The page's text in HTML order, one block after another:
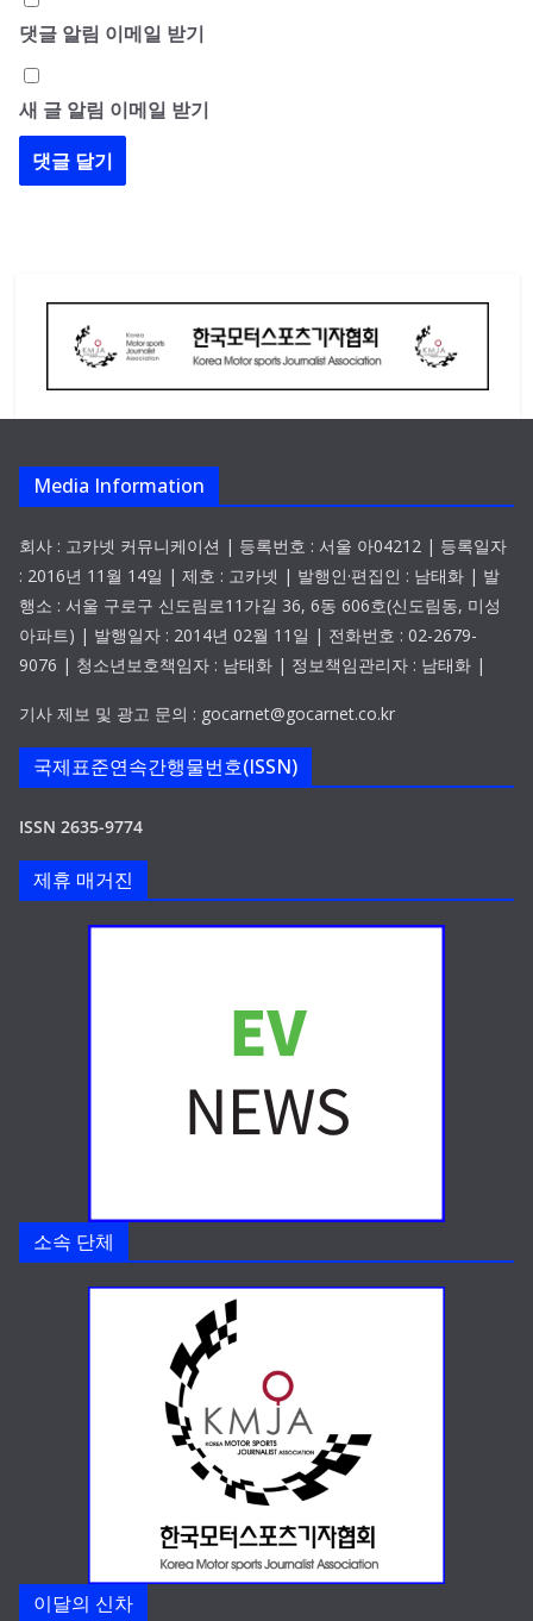
댓글 알림 이메일 받기
새 글 알림 이메일 받기
Media Information
회사 : 고카넷 커뮤니케이션 | 등록번호 : 서울 아04212 | 등록일자
: 2016년 11월 14일 | 제호 : 고카넷 | 발행인·편집인 : 남태화 | 발
행소 : 서울 구로구 신도림로11가길 36, 6동 606호(신도림동, 미성
아파트) | 발행일자 : 2014년 02월 11일 | 전화번호 : 02-2679-
9076 | 청소년보호책임자 : 남태화 | 정보책임관리자 : 남태화 |
기사 제보 및 광고 문의 : gocarnet@gocarnet.co.kr
국제표준연속간행물번호(ISSN)
ISSN 2635-9774
제휴 매거진
소속 단체
이달의 신차